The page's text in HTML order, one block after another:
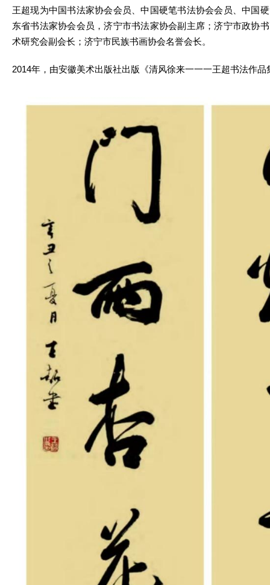
王超现为中国书法家协会会员、中国硬笔书法协会会员、中国
东省书法家协会会员，济宁市书法家协会副主席；济宁市政协
术研究会副会长；济宁市民族书画协会名誉会长。
2014年，由安徽美术出版社出版《清风徐来一一一王超书法作品